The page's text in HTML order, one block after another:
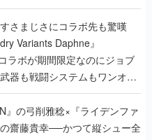
ラボが期間限定なのにジョブ
器も戦闘システムもワンオフ
た理由を両ディレクターに聞
』の弓削雅稔×『ライデンファ
齋藤貴幸──かつて縦シュー全
いた2人が、30年後に同じ会
べる理由とは。新作
EXTREME』で初タッグを組